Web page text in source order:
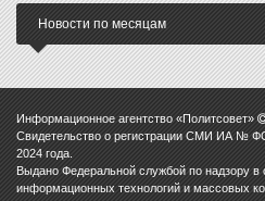
Новости по месяцам
Информационное агентство «Политсовет»
Свидетельство о регистрации СМИ ИА №
2024 года.
Выдано Федеральной службой по надзору в
информационных технологий и массовых